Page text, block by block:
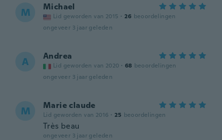
M Michael
Lid geworden van 2015 · 26 beoordelingen
ongeveer 3 jaar geleden
A Andrea
Lid geworden van 2020 · 68 beoordelingen
ongeveer 3 jaar geleden
M Marie claude
Lid geworden van 2016 · 25 beoordelingen
Très beau
ongeveer 3 jaar geleden